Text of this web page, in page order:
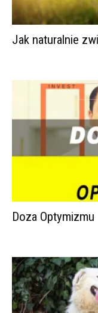
Jak naturalnie
Doza Optymizmu